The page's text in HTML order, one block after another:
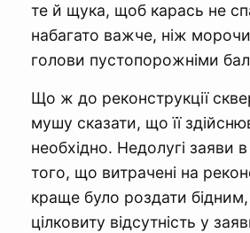
те й щука, щоб карась не
набагато важче, ніж
голови пустопорожніми
Що ж до реконструкції
мушу сказати, що її
необхідно. Недолугі заяви
того, що витрачені на
краще було роздати бідним,
цілковиту відсутність у